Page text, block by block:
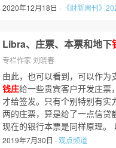
2020年12月18日 · 《财新周刊》
Libra、庄票、本票和地下
专栏作家 刘晓春
由此，也可以看到，可以作
钱庄给一些贵宾客户开发庄票
才给签发。只有个别特别有实
两的庄票，算是给了一点信贷
现在的银行本票是同样原理
2019年7月30日 ·观点频道